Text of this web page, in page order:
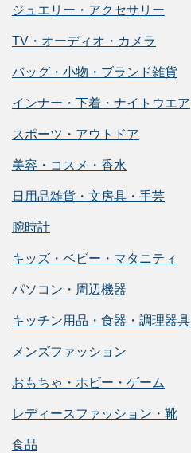
ジュエリー・アクセサリー
TV・オーディオ・カメラ
バッグ・小物・ブランド雑貨
インナー・下着・ナイトウエア
スポーツ・アウトドア
美容・コスメ・香水
日用品雑貨・文房具・手芸
腕時計
キッズ・ベビー・マタニティ
パソコン・周辺機器
キッチン用品・食器・調理器具
メンズファッション
おもちゃ・ホビー・ゲーム
レディースファッション・靴
食品